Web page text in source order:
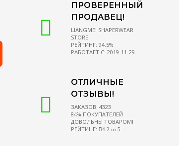
ПРОВЕРЕННЫЙ
ПРОДАВЕЦ!
LIANGMEI SHAPERWEAR
STORE
РЕЙТИНГ: 94.5%
РАБОТАЕТ С: 2019-11-29
ОТЛИЧНЫЕ
ОТЗЫВЫ!
ЗАКАЗОВ: 4323
84% ПОКУПАТЕЛЕЙ
ДОВОЛЬНЫ ТОВАРОМ!
РЕЙТИНГ:
4.2 из 5